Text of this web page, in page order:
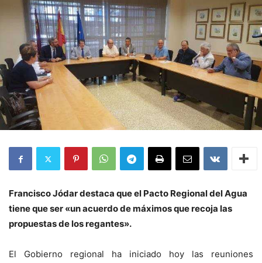
Francisco Jódar destaca que el Pacto Regional del Agua
tiene que ser «un acuerdo de máximos que recoja las
propuestas de los regantes».
El Gobierno regional ha iniciado hoy las reuniones